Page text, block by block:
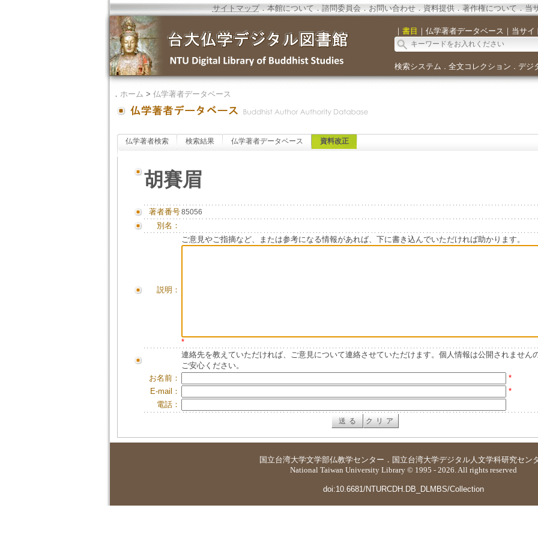
サイトマップ．本館について．諮問委員会． お問い合わせ． 資料提供．著作権について．当
｜ 書目 ｜ 仏学著者データベース ｜ 当サイ
検索システム ． 全文コレクション ． デジ
． ホーム > 仏学著者データベース
仏学著者検索 検索結果 仏学著者データベース 資料改正
胡賽眉
著者番号85056
別名：
説明：
ご意見やご指摘など、または参考になる情報があれば、下に書き込んでいただければ助かります。
*
連絡先を教えていただければ、ご意見について連絡させていただけます。個人情報は公開されません
ご安心ください。
お名前：
*
E-mail：
*
電話：
国立台湾大学文学部仏教学センター ． 国立台湾大学デジタル人文学科研究セン
National Taiwan University Library © 1995 - 2026. All rights reserved
doi:10.6681/NTURCDH.DB_DLMBS/Collection